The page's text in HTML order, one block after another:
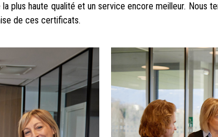
plus haute qualité et un service encore meilleur. Nous
de ces certificats.